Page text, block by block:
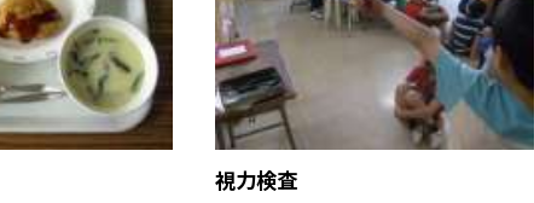
視力検査